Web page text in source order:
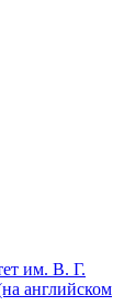
им. В. Г.
английском